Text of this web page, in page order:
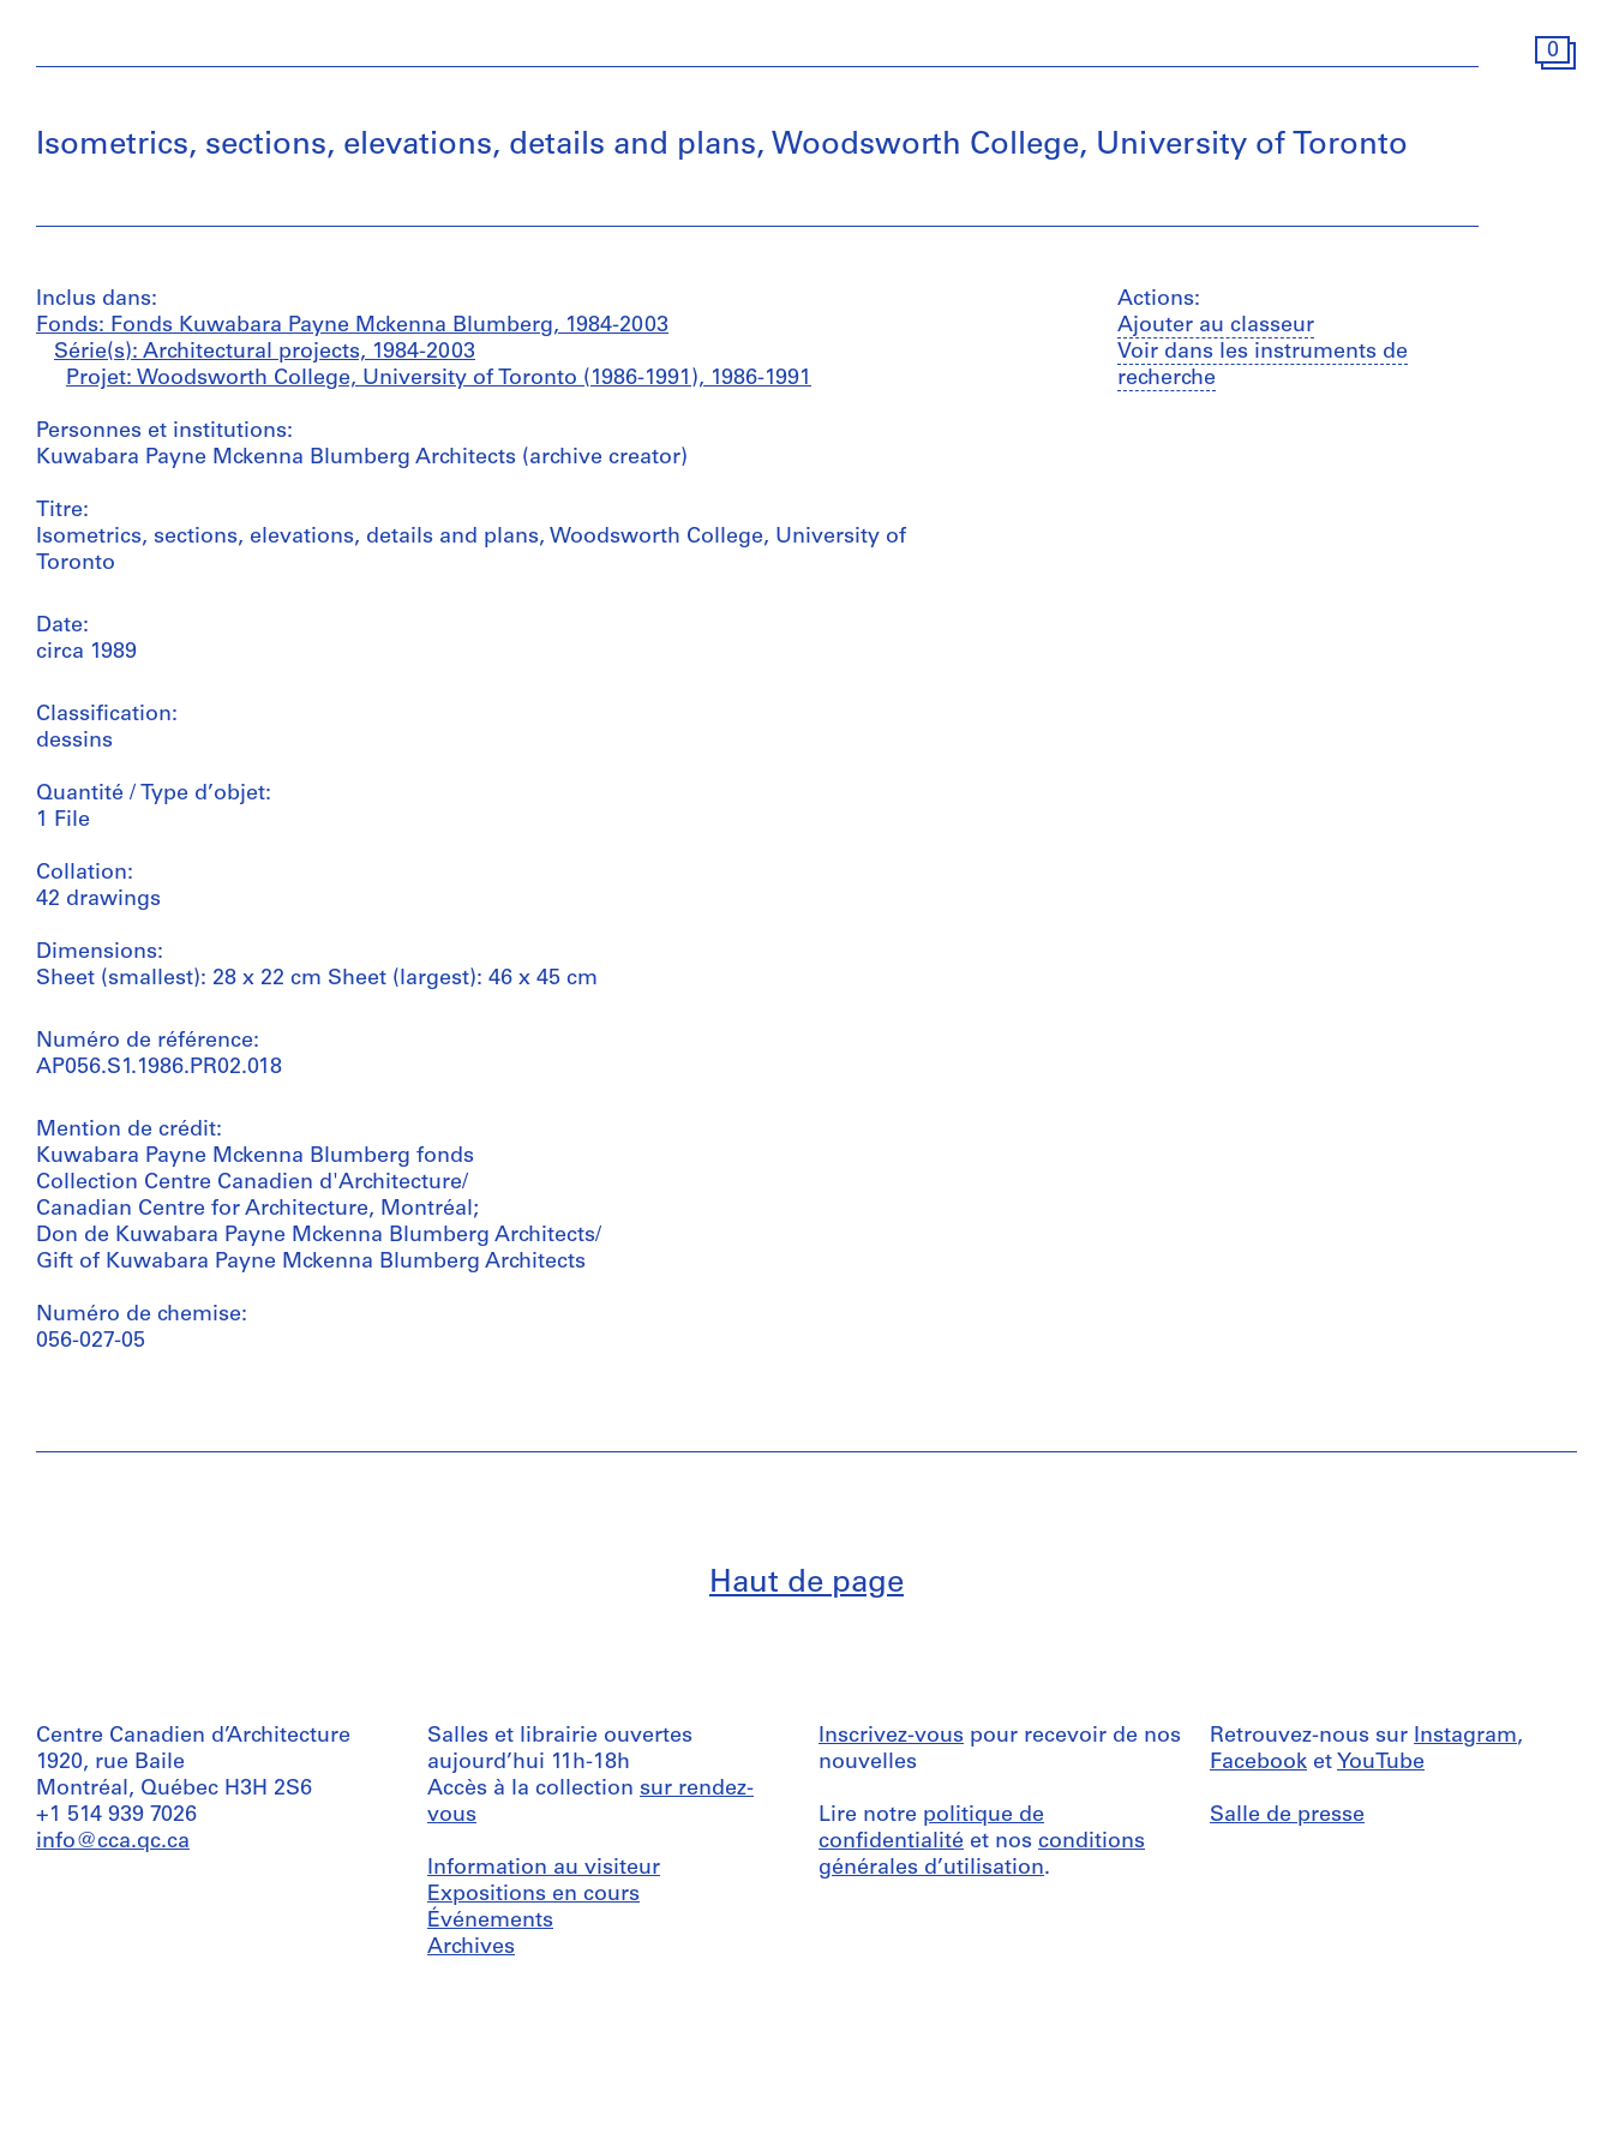
0
Isometrics, sections, elevations, details and plans, Woodsworth College, University of Toronto
Inclus dans:
Fonds: Fonds Kuwabara Payne Mckenna Blumberg, 1984-2003
Série(s): Architectural projects, 1984-2003
Projet: Woodsworth College, University of Toronto (1986-1991), 1986-1991
Personnes et institutions:
Kuwabara Payne Mckenna Blumberg Architects (archive creator)
Titre:
Isometrics, sections, elevations, details and plans, Woodsworth College, University of
Toronto
Date:
circa 1989
Classification:
dessins
Quantité / Type d’objet:
1 File
Collation:
42 drawings
Dimensions:
Sheet (smallest): 28 x 22 cm Sheet (largest): 46 x 45 cm
Numéro de référence:
AP056.S1.1986.PR02.018
Mention de crédit:
Kuwabara Payne Mckenna Blumberg fonds
Collection Centre Canadien d'Architecture/
Canadian Centre for Architecture, Montréal;
Don de Kuwabara Payne Mckenna Blumberg Architects/
Gift of Kuwabara Payne Mckenna Blumberg Architects
Numéro de chemise:
056-027-05
Actions:
Ajouter au classeur
Voir dans les instruments de
recherche
Haut de page
Centre Canadien d’Architecture
1920, rue Baile
Montréal, Québec H3H 2S6
+1 514 939 7026
info@cca.qc.ca
Salles et librairie ouvertes
aujourd’hui 11h-18h
Accès à la collection sur rendez-
vous
Information au visiteur
Expositions en cours
Événements
Archives
Inscrivez-vous pour recevoir de nos
nouvelles
Lire notre politique de
confidentialité et nos conditions
générales d’utilisation.
Retrouvez-nous sur Instagram,
Facebook et YouTube
Salle de presse